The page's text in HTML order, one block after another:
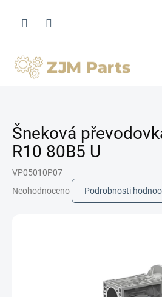
obsah
Šneková
R10 80B5 U
VP05010P07
hodnocení
Neohodnoceno Podrobnosti